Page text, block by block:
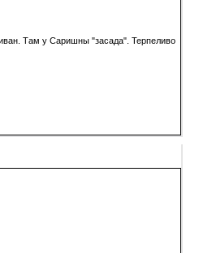
Там у Саришны "засада". Терпеливо